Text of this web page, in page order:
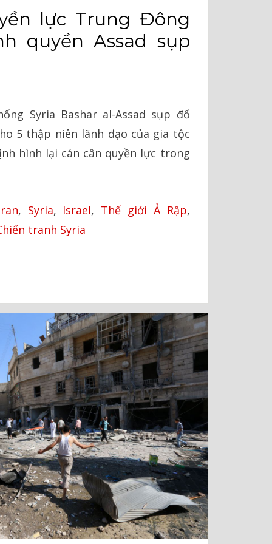
lực Trung Đông
quyền Assad sụp
Syria Bashar al-Assad sụp đổ
5 thập niên lãnh đạo của gia tộc
hình lại cán cân quyền lực trong
, Syria, Israel, Thế giới Ả Rập,
tranh Syria